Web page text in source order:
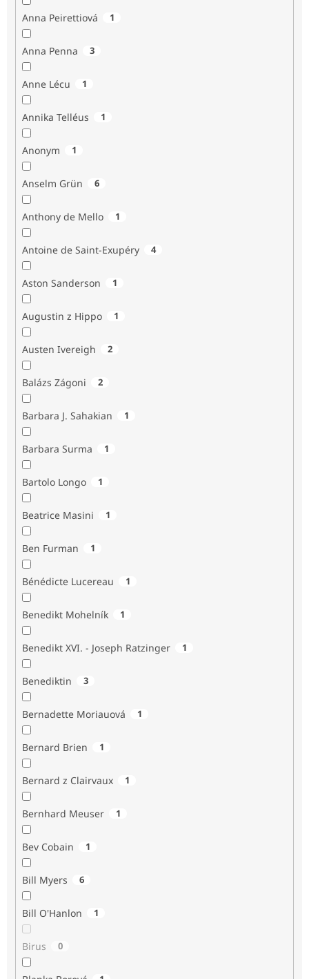
Anna Peirettiová 1
Anna Penna 3
Anne Lécu 1
Annika Telléus 1
Anonym 1
Anselm Grün 6
Anthony de Mello 1
Antoine de Saint-Exupéry 4
Aston Sanderson 1
Augustin z Hippo 1
Austen Ivereigh 2
Balázs Zágoni 2
Barbara J. Sahakian 1
Barbara Surma 1
Bartolo Longo 1
Beatrice Masini 1
Ben Furman 1
Bénédicte Lucereau 1
Benedikt Mohelník 1
Benedikt XVI. - Joseph Ratzinger 1
Benediktin 3
Bernadette Moriauová 1
Bernard Brien 1
Bernard z Clairvaux 1
Bernhard Meuser 1
Bev Cobain 1
Bill Myers 6
Bill O'Hanlon 1
Birus 0